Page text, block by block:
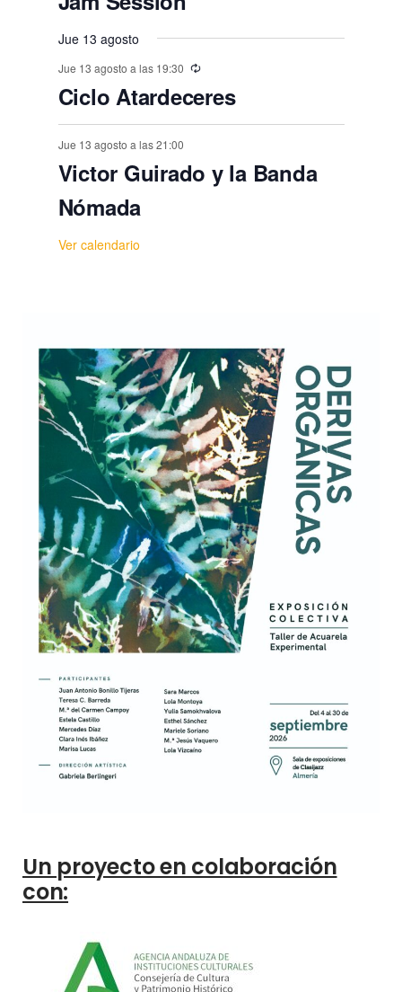
Jue 13 agosto
Jue 13 agosto a las 19:30
Ciclo Atardeceres
Jue 13 agosto a las 21:00
Victor Guirado y la Banda
Nómada
Ver calendario
Un proyecto en colaboración
con: